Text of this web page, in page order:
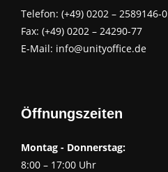
Telefon: (+49) 0202 – 2589146-0
Fax: (+49) 0202 – 24290-77
E-Mail: info@unityoffice.de
Öffnungszeiten
Montag - Donnerstag:
8:00 – 17:00 Uhr